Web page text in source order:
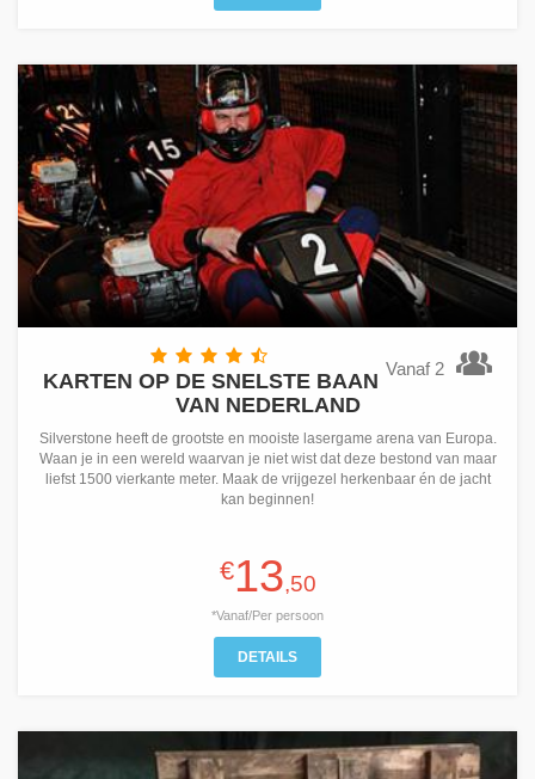
Vanaf 2
KARTEN OP DE SNELSTE BAAN
VAN NEDERLAND
Silverstone heeft de grootste en mooiste lasergame arena van Europa.
Waan je in een wereld waarvan je niet wist dat deze bestond van maar
liefst 1500 vierkante meter. Maak de vrijgezel herkenbaar én de jacht
kan beginnen!
€13,50
*Vanaf/Per persoon
DETAILS